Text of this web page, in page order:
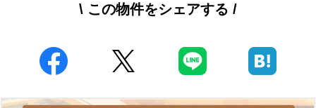
\ この物件をシェアする /